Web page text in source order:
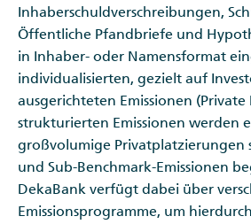
Inhaberschuldverschreibungen,
Öffentliche Pfandbriefe und
in Inhaber- oder Namensformat
individualisierten, gezielt auf
ausgerichteten Emissionen (Private
strukturierten Emissionen werden
großvolumige Privatplatzierungen
und Sub-Benchmark-Emissionen
DekaBank verfügt dabei über
Emissionsprogramme, um